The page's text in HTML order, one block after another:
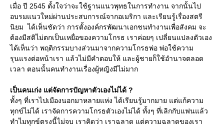
เมื่อ ปี 2545 ตั้งใจว่าจะใช้ฐานแนวพุทธในการทำงาน จากนั้นไป
อบรมแนวใหม่ผ่านประสบการณ์จากอเมริกา และเรียนรู้เรื่องสตรี
นิยม ได้เห็นชัดว่า การตั้งองค์กรพัฒนาเอกชนทำงานเพื่อสังคม จะ
ต้องมีสติไม่ตกเป็นเหยื่อของความโกรธ เราค่อยๆ เปลี่ยนแปลงตัวเอง
ได้เห็นว่า พฤติกรรมบางส่วนมาจากความโกรธพ่อ พ่อใช้ความ
รุนแรงต่อหน้าเรา แล้วไม่มีคำตอบให้ และผู้ชายก็ใช้อำนาจตลอด
เวลา ตอนนั้นคนทำงานเรื่องผู้หญิงมีไม่มาก
เป็นคนเก่ง แต่จัดการปัญหาตัวเองไม่ได้ ?
ทั้งๆ ที่เราไปเมืองนอกมาหลายแห่ง ได้เรียนรู้มากมาย แต่แก้ความ
ทุกข์ไม่ได้ เราจัดการความโกรธตัวเองไม่ได้ ทั้งๆ ที่เลิกกับแฟนแล้ว
ทำไมทุกข์ตรงนี้ไม่จบ เราคิดว่า เราฉลาด แต่ความฉลาดของเรา